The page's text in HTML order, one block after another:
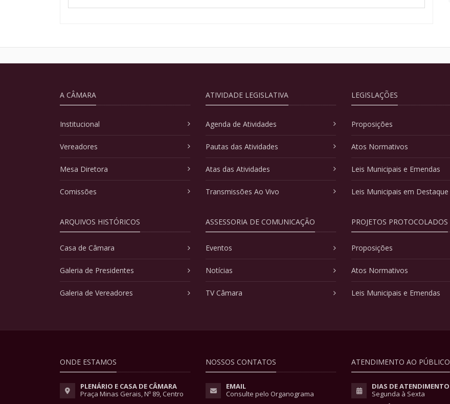
A CÂMARA
Institucional
Vereadores
Mesa Diretora
Comissões
ARQUIVOS HISTÓRICOS
Casa de Câmara
Galeria de Presidentes
Galeria de Vereadores
ATIVIDADE LEGISLATIVA
Agenda de Atividades
Pautas das Atividades
Atas das Atividades
Transmissões Ao Vivo
ASSESSORIA DE COMUNICAÇÃO
Eventos
Notícias
TV Câmara
LEGISLAÇÕES
Proposições
Atos Normativos
Leis Municipais e Emendas
Leis Municipais em Destaque
PROJETOS PROTOCOLADOS
Proposições
Atos Normativos
Leis Municipais e Emendas
ONDE ESTAMOS
PLENÁRIO E CASA DE CÂMARA
Praça Minas Gerais, Nº 89, Centro
NOSSOS CONTATOS
EMAIL
Consulte pelo Organograma
ATENDIMENTO AO PÚBLICO
DIAS DE ATENDIMENTO
Segunda à Sexta